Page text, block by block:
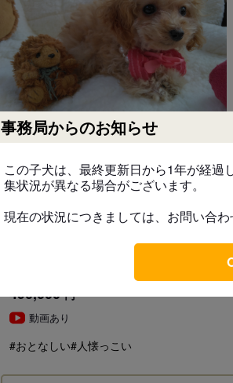
事務局からのお知らせ
この子犬は、最終更新日から1年が経
集状況が異なる場合がございます。
現在の状況につきましては、お問い合
販売中 2024/02/26 更新
トイ・プードル
490,000 円
動画あり
#おとなしい#人懐っこい